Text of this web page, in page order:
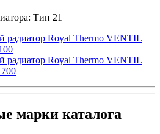
Тип 21
радиатор Royal Thermo VENTIL
радиатор Royal Thermo VENTIL
марки каталога